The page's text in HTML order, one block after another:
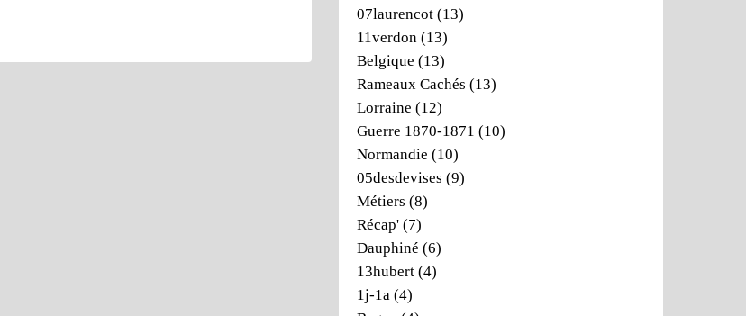
07laurencot (13)
11verdon (13)
Belgique (13)
Rameaux Cachés (13)
Lorraine (12)
Guerre 1870-1871 (10)
Normandie (10)
05desdevises (9)
Métiers (8)
Récap' (7)
Dauphiné (6)
13hubert (4)
1j-1a (4)